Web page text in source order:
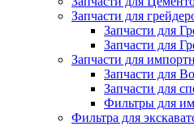
Запчасти для
Запчасти для
Запчасти для
Запчасти для
Запчасти для
Запчасти для
Фильтры для
Фильтра для